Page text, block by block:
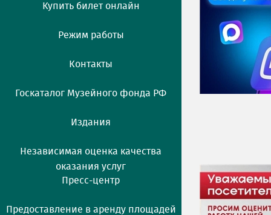
Купить билет онлайн
Режим работы
Контакты
Госкаталог Музейного фонда РФ
Издания
Независимая оценка качества
оказания услуг
Пресс-центр
Предоставление в аренду площадей